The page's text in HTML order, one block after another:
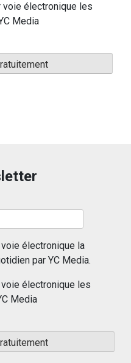
voie électronique les
Media
électronique la
par YC Media.
électronique les
Media